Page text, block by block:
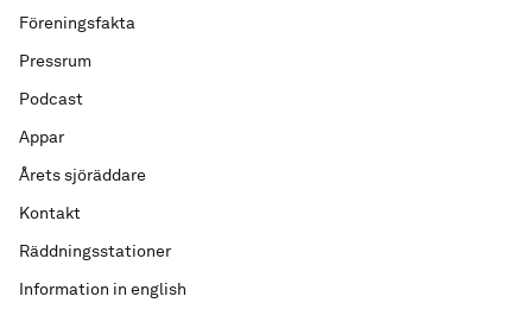
Föreningsfakta
Pressrum
Podcast
Appar
Årets sjöräddare
Kontakt
Räddningsstationer
Information in english